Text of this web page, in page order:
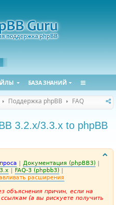
БАЗА ЗНАНИЙ
Поддержка phpBB FAQ
3.2.x/3.3.x to phpBB
| Документация (phpBB3) |
| FAQ-3 (phpbb3) |
расширения
объяснения причин, если на
(а вы рискуете получить